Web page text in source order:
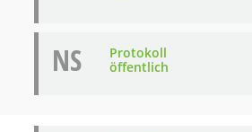
NS
Protokoll
öffentlich